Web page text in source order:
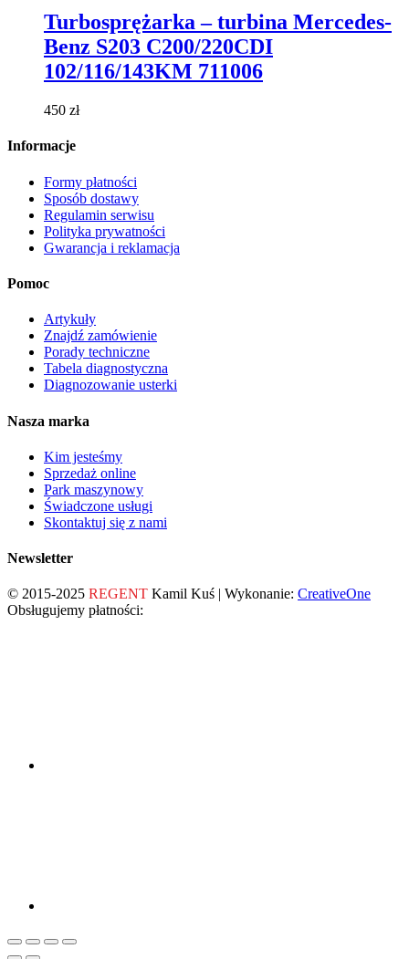
wiele
wariantów.
Opcje
można
Turbosprężarka – turbina Mercedes-
Benz S203 C200/220CDI
102/116/143KM 711006
450 zł
Informacje
Formy płatności
Sposób dostawy
Regulamin serwisu
Polityka prywatności
Gwarancja i reklamacja
Pomoc
Artykuły
Znajdź zamówienie
Porady techniczne
Tabela diagnostyczna
Diagnozowanie usterki
Nasza marka
Kim jesteśmy
Sprzedaż online
Park maszynowy
Świadczone usługi
Skontaktuj się z nami
Newsletter
© 2015-2025 REGENT Kamil Kuś | Wykonanie: CreativeOne
Obsługujemy płatności: